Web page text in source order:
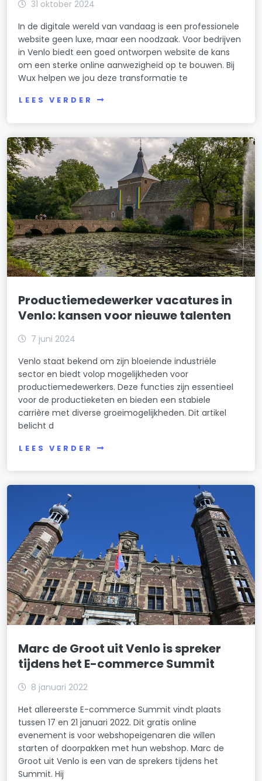
31 oktober 2024
In de digitale wereld van vandaag is een professionele
website geen luxe, maar een noodzaak. Voor bedrijven
in Venlo biedt een goed ontworpen website de kans
om een sterke online aanwezigheid op te bouwen. Bij
Wux helpen we jou deze transformatie te
LEES VERDER
Productiemedewerker vacatures in
Venlo: kansen voor nieuwe talenten
7 juni 2024
Venlo staat bekend om zijn bloeiende industriële
sector en biedt volop mogelijkheden voor
productiemedewerkers. Deze functies zijn essentieel
voor de productieketen en bieden een stabiele
carrière met diverse groeimogelijkheden. Dit artikel
belicht d
LEES VERDER
Marc de Groot uit Venlo is spreker
tijdens het E-commerce Summit
8 januari 2022
Het allereerste E-commerce Summit vindt plaats
tussen 17 en 21 januari 2022. Dit gratis online
evenement is voor webshopeigenaren die willen
starten of doorpakken met hun webshop. Marc de
Groot uit Venlo is een van de sprekers tijdens het
Summit. Hij